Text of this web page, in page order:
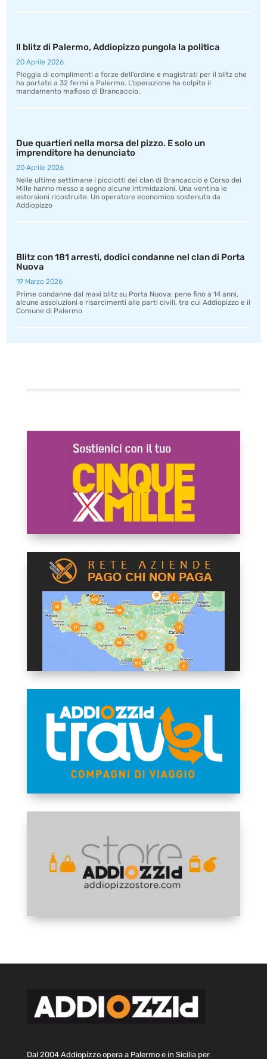
Il blitz di Palermo, Addiopizzo pungola la politica
20 Aprile 2026
Pioggia di complimenti a forze dell’ordine e magistrati per il blitz che
ha portato a 32 fermi a Palermo. L’operazione ha colpito il
mandamento mafioso di Brancaccio.
Due quartieri nella morsa del pizzo. E solo un
imprenditore ha denunciato
20 Aprile 2026
Nelle ultime settimane i picciotti dei clan di Brancaccio e Corso dei
Mille hanno messo a segno alcune intimidazioni. Una ventina le
estorsioni ricostruite. Un operatore economico sostenuto da
Addiopizzo
Blitz con 181 arresti, dodici condanne nel clan di Porta
Nuova
19 Marzo 2026
Prime condanne dal maxi blitz su Porta Nuova: pene fino a 14 anni,
alcune assoluzioni e risarcimenti alle parti civili, tra cui Addiopizzo e il
Comune di Palermo
Dal 2004 Addiopizzo opera a Palermo e in Sicilia per